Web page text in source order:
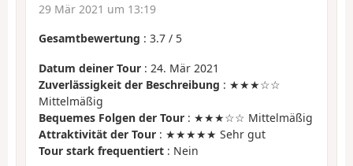
29 Mär 2021 um 13:19
Gesamtbewertung : 3.7 / 5
Datum deiner Tour : 24. Mär 2021
Zuverlässigkeit der Beschreibung : ★★★☆☆
Mittelmäßig
Bequemes Folgen der Tour : ★★★☆☆ Mittelmäßig
Attraktivität der Tour : ★★★★★ Sehr gut
Tour stark frequentiert : Nein